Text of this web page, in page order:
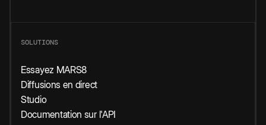
SOLUTIONS
Essayez MARS8
Diffusions en direct
Studio
Documentation sur l'API